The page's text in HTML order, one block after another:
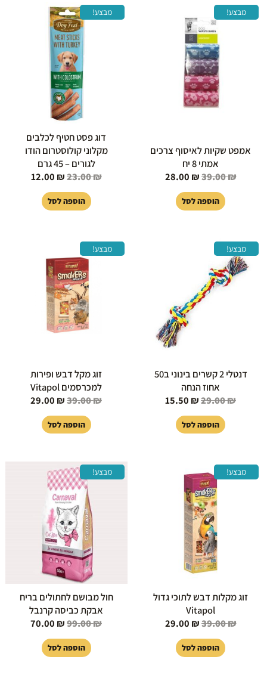
מבצע!
אמפט שקיות לאיסוף צרכים
אמתי 8 יח
39.00₪
המקורי
היה:
39.00 ₪.
28.00 ₪
הוספה לסל
מבצע!
דוג פסט חטיף לכלבים
מקלוני קולוסטרום הודו
לגורים – 45 גרם
23.00₪
המחיר
המקורי
היה:
23.00 ₪.
12.00 ₪
הוספה לסל
מבצע!
דנטלי 2 קשרים בינוני ב50
אחוז הנחה
29.00₪
15.50 ₪
הוספה לסל
מבצע!
זוג מקל דבש ופירות
למכרסמים Vitapol
39.00₪
המקורי
היה:
39.00 ₪.
29.00 ₪
הוספה לסל
מבצע!
זוג מקלות דבש לתוכי גדול
Vitapol
39.00₪
המקורי
היה:
39.00 ₪.
29.00 ₪
הוספה לסל
מבצע!
חול מבושם לחתולים בריח
אבקת כביסה קרנבל
99.00₪
המחיר
המקורי
היה:
99.00 ₪.
70.00 ₪
הוספה לסל